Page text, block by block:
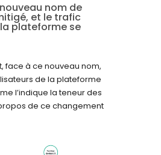
nom de
et le trafic
plateforme se
face à ce nouveau nom,
de la plateforme
l’indique la teneur des
de ce changement